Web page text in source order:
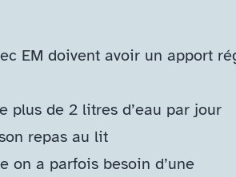
EM doivent avoir un apport
plus de 2 litres d’eau par jour
repas au lit
on a parfois besoin d’une